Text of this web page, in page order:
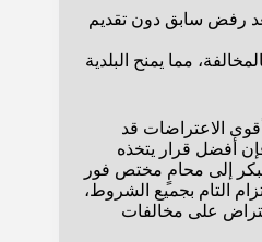
رفض سابق دون تقديم
مما يمنح البلدية
الاعتراضات قد
أفضل قرار يتخذه
إلى محامٍ مختص فور
التام بجميع الشروط،
على مخالفات